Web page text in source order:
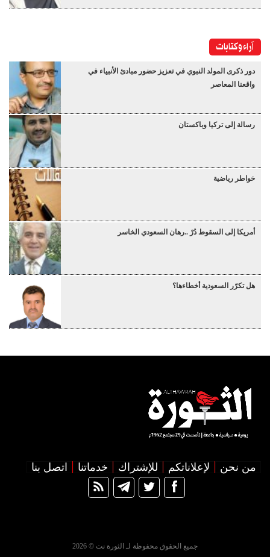
آراء وكتابات
دور ذكرى المولد النبوي في تعزيز حضور مبادئ الأنبياء في
واقعنا المعاصر
رسالة إلى تركيا وباكستان
خواطر رياضية
أمريكا إلى السقوط دُرْ ..رهان السعودي الخاسر
هل تكرّر السعودية أخطاءها؟
من نحن لإعلاناتكم للإشتراك خدماتنا اتصل بنا
جميع الحقوق محفوظة لـ الثورة نت © 2026